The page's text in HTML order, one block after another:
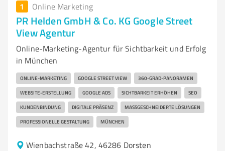
1 Online Marketing
PR Helden GmbH & Co. KG Google Street
View Agentur
Online-Marketing-Agentur für Sichtbarkeit und Erfolg
in München
ONLINE-MARKETING GOOGLE STREET VIEW 360-GRAD-PANORAMEN
WEBSITE-ERSTELLUNG GOOGLE ADS SICHTBARKEIT ERHÖHEN SEO
KUNDENBINDUNG DIGITALE PRÄSENZ MASSGESCHNEIDERTE LÖSUNGEN
PROFESSIONELLE GESTALTUNG MÜNCHEN
Wienbachstraße 42, 46286 Dorsten